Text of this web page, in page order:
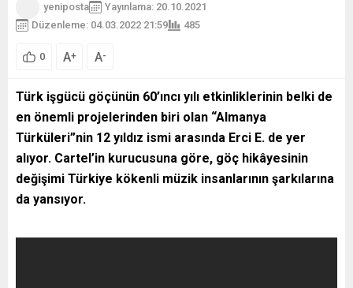
yeniposta
Yayınlama: 20.10.2021
Düzenleme: 04.03.2022 21:59
485
0 A+ A-
Türk işgücü göçünün 60’ıncı yılı etkinliklerinin belki de
en önemli projelerinden biri olan “Almanya
Türküleri”nin 12 yıldız ismi arasında Erci E. de yer
alıyor. Cartel’in kurucusuna göre, göç hikâyesinin
değişimi Türkiye kökenli müzik insanlarının şarkılarına
da yansıyor.